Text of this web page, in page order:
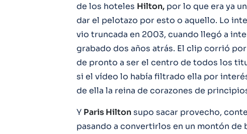
de los hoteles Hilton, por lo que era ya
dar el pelotazo por esto o aquello. Lo
vio truncada en 2003, cuando llegó a
grabado dos años atrás. El clip corrió
de pronto a ser el centro de todos los
si el vídeo lo había filtrado ella por
de ella la reina de corazones de
Y Paris Hiltonsupo sacar provecho,
pasando a convertirlos en un montón de